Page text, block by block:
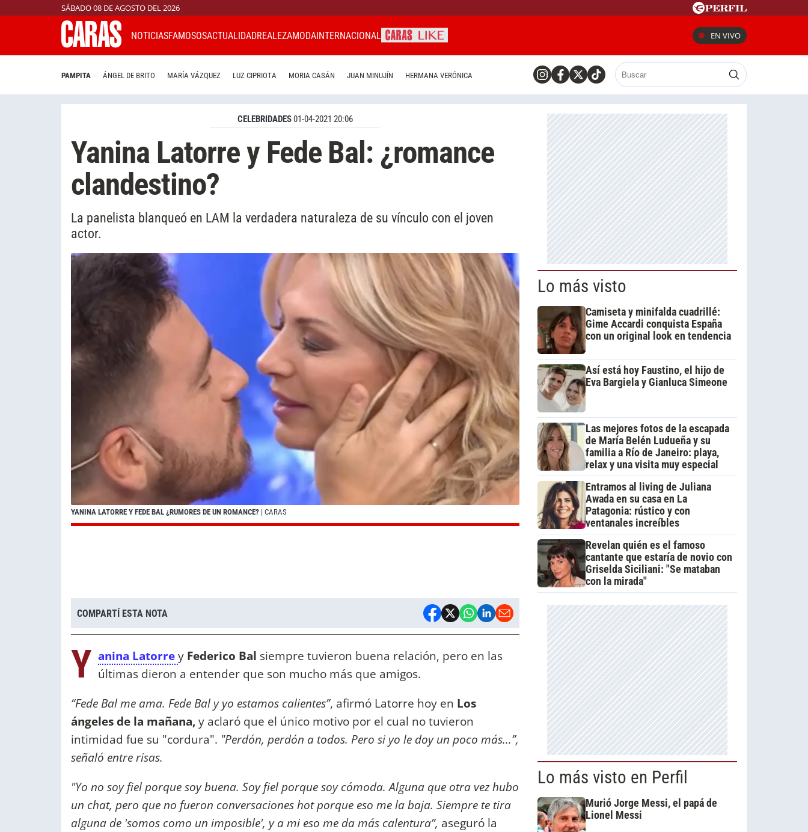
SÁBADO 08 DE AGOSTO DEL 2026
NOTICIASFAMOSOSACTUALIDADREALEZAMODAINTERNACIONAL EN VIVO
PAMPITA ÁNGEL DE BRITO MARÍA VÁZQUEZ LUZ CIPRIOTA MORIA CASÁN JUAN MINUJÍN HERMANA VERÓNICA
CELEBRIDADES01-04-2021 20:06
Yanina Latorre y Fede Bal: ¿romance
clandestino?
La panelista blanqueó en LAM la verdadera naturaleza de su vínculo con el joven
actor.
YANINA LATORRE Y FEDE BAL ¿RUMORES DE UN ROMANCE? | CARAS
COMPARTÍ ESTA NOTA
Y anina Latorrey Federico Bal siempre tuvieron buena relación, pero en las
últimas dieron a entender que son mucho más que amigos.
“Fede Bal me ama. Fede Bal y yo estamos calientes”, afirmó Latorre hoy en Los
ángeles de la mañana,y aclaró que el único motivo por el cual no tuvieron
intimidad fue su "cordura". "Perdón, perdón a todos. Pero si yo le doy un poco más...”,
señaló entre risas.
"Yo no soy fiel porque soy buena. Soy fiel porque soy cómoda. Alguna que otra vez hubo
un chat, pero que no fueron conversaciones hot porque eso me la baja. Siempre te tira
alguna de 'somos como un imposible', y a mi eso me da más calentura”, aseguró la
Lo más visto
Camiseta y minifalda cuadrillé:
Gime Accardi conquista España
con un original look en tendencia
Así está hoy Faustino, el hijo de
Eva Bargiela y Gianluca Simeone
Las mejores fotos de la escapada
de María Belén Ludueña y su
familia a Río de Janeiro: playa,
relax y una visita muy especial
Entramos al living de Juliana
Awada en su casa en La
Patagonia: rústico y con
ventanales increíbles
Revelan quién es el famoso
cantante que estaría de novio con
Griselda Siciliani: "Se mataban
con la mirada"
Lo más visto en Perfil
Murió Jorge Messi, el papá de
Lionel Messi